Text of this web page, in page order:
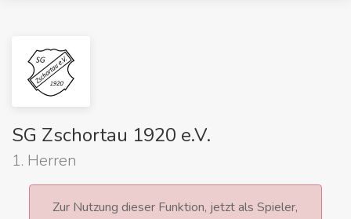
SG Zschortau 1920 e.V.
1. Herren
Zur Nutzung dieser Funktion, jetzt als Spieler,